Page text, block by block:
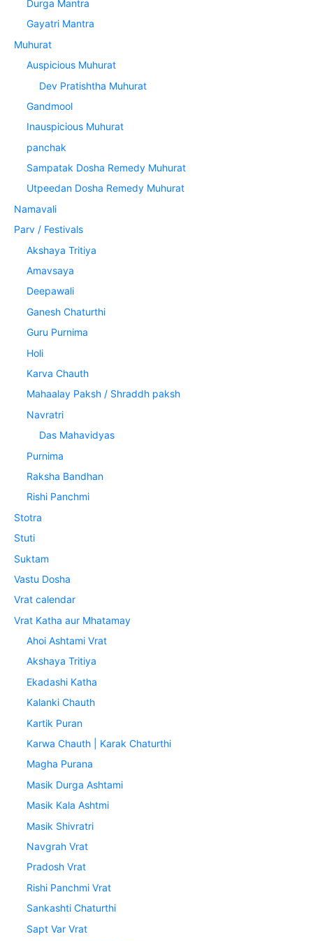
Durga Mantra
Gayatri Mantra
Muhurat
Auspicious Muhurat
Dev Pratishtha Muhurat
Gandmool
Inauspicious Muhurat
panchak
Sampatak Dosha Remedy Muhurat
Utpeedan Dosha Remedy Muhurat
Namavali
Parv / Festivals
Akshaya Tritiya
Amavsaya
Deepawali
Ganesh Chaturthi
Guru Purnima
Holi
Karva Chauth
Mahaalay Paksh / Shraddh paksh
Navratri
Das Mahavidyas
Purnima
Raksha Bandhan
Rishi Panchmi
Stotra
Stuti
Suktam
Vastu Dosha
Vrat calendar
Vrat Katha aur Mhatamay
Ahoi Ashtami Vrat
Akshaya Tritiya
Ekadashi Katha
Kalanki Chauth
Kartik Puran
Karwa Chauth | Karak Chaturthi
Magha Purana
Masik Durga Ashtami
Masik Kala Ashtmi
Masik Shivratri
Navgrah Vrat
Pradosh Vrat
Rishi Panchmi Vrat
Sankashti Chaturthi
Sapt Var Vrat